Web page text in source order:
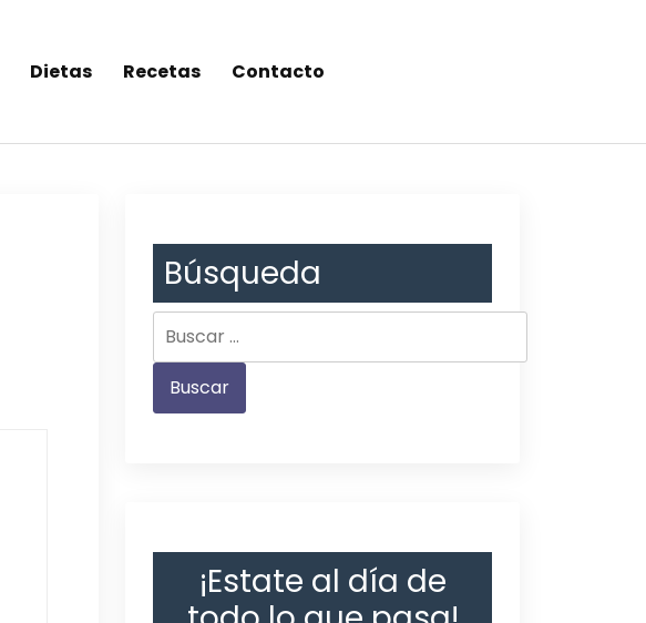
Dietas Recetas Contacto
Búsqueda
¡Estate al día de